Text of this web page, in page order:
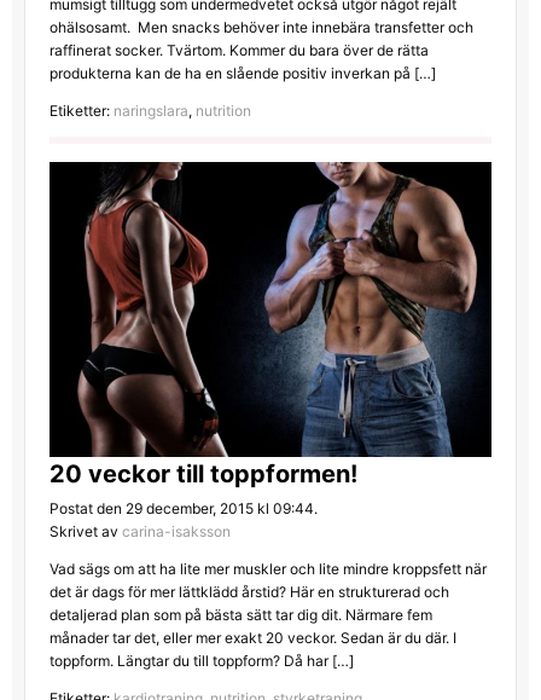
mumsigt tilltugg som undermedvetet också utgör något rejält
ohälsosamt. Men snacks behöver inte innebära transfetter och
raffinerat socker. Tvärtom. Kommer du bara över de rätta
produkterna kan de ha en slående positiv inverkan på […]
Etiketter: naringslara, nutrition
20 veckor till toppformen!
Postat den 29 december, 2015 kl 09:44.
Skrivet av carina-isaksson
Vad sägs om att ha lite mer muskler och lite mindre kroppsfett när
det är dags för mer lättklädd årstid? Här en strukturerad och
detaljerad plan som på bästa sätt tar dig dit. Närmare fem
månader tar det, eller mer exakt 20 veckor. Sedan är du där. I
toppform. Längtar du till toppform? Då har […]